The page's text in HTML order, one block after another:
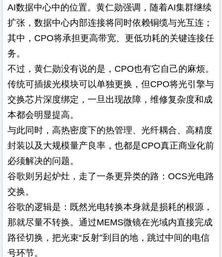
AI数据中心中的位置。黄仁勋强调，随着AI集群继续
扩张，数据中心内部连接将同时依赖铜缆与光互连；
其中，CPO将承担更高带宽、更低功耗的关键连接任
务。
不过，黄仁勋没有说的是，CPO也有它自己的麻烦。
传统可插拔光模块可以单独更换，但CPO将光引擎与
交换芯片深度绑定，一旦出现故障，维修复杂度和成
本都会明显提高。
与此同时，高热密度下的热管理、光纤耦合、高精度
封装以及大规模量产良率，也都是CPO真正商业化前
必须解决的问题。
谷歌则另起炉灶，走了一条更异类的路：OCS光电路
交换。
谷歌的逻辑是：既然光电转换本身就是损耗的根源，
那就尽量不转换。通过MEMS微镜在光域内直接完成
路径切换，把光束“反射”到目的地，跳过中间的电信
号环节。